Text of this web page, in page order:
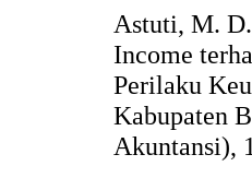
Astuti, M.
Income
Perilaku
Kabupaten
Akuntansi),